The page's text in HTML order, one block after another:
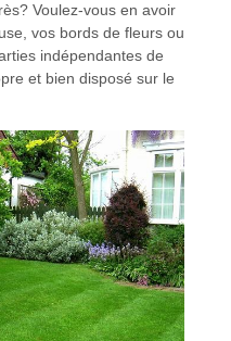
Voulez-vous en avoir
vos bords de fleurs ou
indépendantes de
et bien disposé sur le